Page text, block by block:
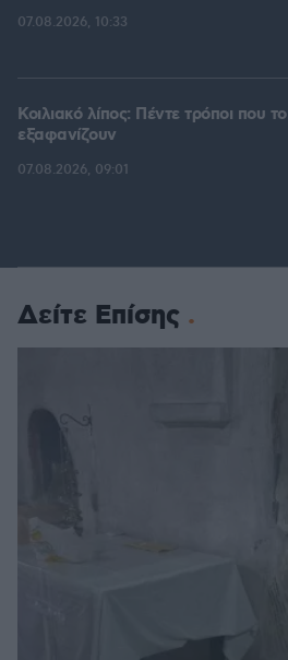
07.08.2026, 10:33
Κοιλιακό λίπος: Πέντε τρόποι που το
εξαφανίζουν
07.08.2026, 09:01
Δείτε Επίσης